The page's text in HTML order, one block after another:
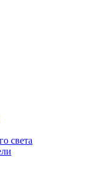
света